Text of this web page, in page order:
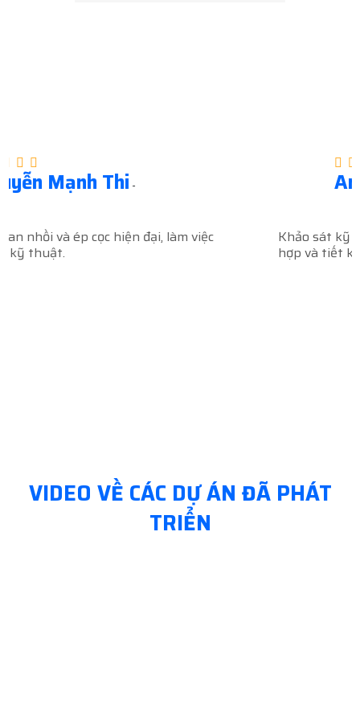
Anh Phúc
Khảo sát kỹ lưỡng, tư vấn phương án móng phù
hợp và tiết kiệm chi phí.”
VIDEO VỀ CÁC DỰ ÁN ĐÃ PHÁT
TRIỂN